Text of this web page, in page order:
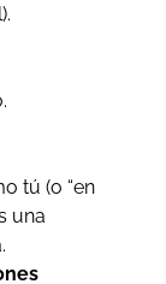
tú (o “en
una